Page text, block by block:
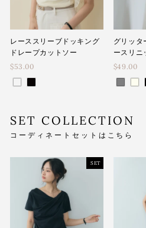
レーススリーブドッキング
ドレープカットソー
$53.00
グリッタ
ースリニ
$49.00
SET COLLECTION
コーディネートセットはこちら
SET